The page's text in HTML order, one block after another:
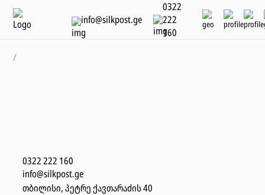
info@silkpost.ge
0322
222
160
/
0322 222 160
info@silkpost.ge
თბილისი, პეტრე ქავთარაძის 40